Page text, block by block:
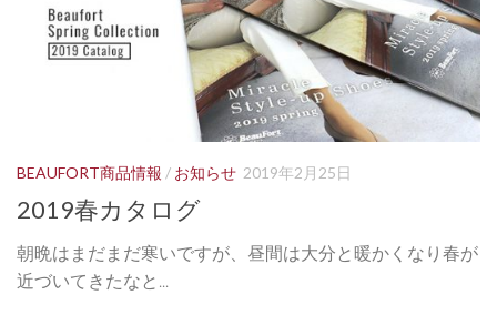
BEAUFORT商品情報 / お知らせ 2019年2月25日
2019春カタログ
朝晩はまだまだ寒いですが、昼間は大分と暖かくなり春が
近づいてきたなと...